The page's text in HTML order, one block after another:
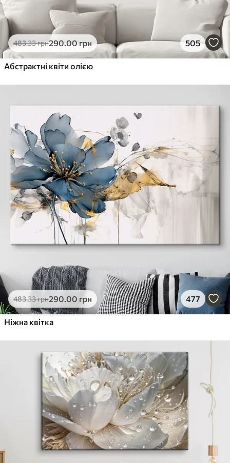
483.33грн290.00грн 505
Абстрактні квіти олією
483.33грн290.00 грн 477
Ніжна квітка